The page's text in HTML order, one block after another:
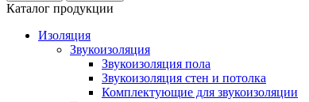
Каталог продукции
Изоляция
Звукоизоляция
Звукоизоляция пола
Звукоизоляция стен и потолка
Комплектующие для звукоизоляции